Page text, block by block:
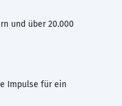
und über 20.000
Impulse für ein